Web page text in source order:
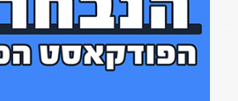
על הדרך שבה הניו יורק
אבדות בעזה במהלך
נדבר גם עם כרם נבו,
ברשות החדשנות על המסלול